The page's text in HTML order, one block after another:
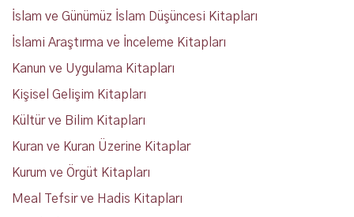
İslam ve Günümüz İslam Düşüncesi Kitapları
İslami Araştırma ve İnceleme Kitapları
Kanun ve Uygulama Kitapları
Kişisel Gelişim Kitapları
Kültür ve Bilim Kitapları
Kuran ve Kuran Üzerine Kitaplar
Kurum ve Örgüt Kitapları
Meal Tefsir ve Hadis Kitapları